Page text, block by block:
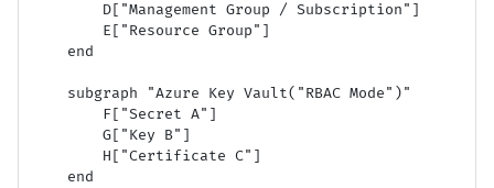
        D["Management Group / Subscription"]
        E["Resource Group"]
    end
    subgraph "Azure Key Vault("RBAC Mode")"
        F["Secret A"]
        G["Key B"]
        H["Certificate C"]
    end